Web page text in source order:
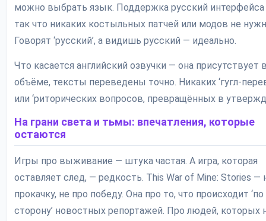
можно выбрать язык. Поддержка русский
так что никаких костыльных патчей или модов не
Говорят ‘русский’, а видишь русский — идеально.
Что касается английский озвучки — она присутствует
объёме, тексты переведены точно. Никаких ‘гугл-
или ‘риторических вопросов, превращённых в
На грани света и тьмы: впечатления, которые
остаются
Игры про выживание — штука частая. А игра, которая
оставляет след, — редкость. This War of Mine: Stories —
прокачку, не про победу. Она про то, что происходит ‘по
сторону’ новостных репортажей. Про людей, которых